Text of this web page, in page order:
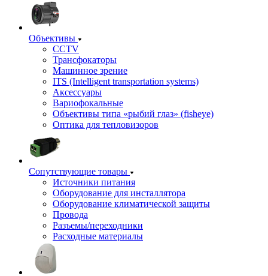
Объективы
CCTV
Трансфокаторы
Машинное зрение
ITS (Intelligent transportation systems)
Аксессуары
Вариофокальные
Объективы типа «рыбий глаз» (fisheye)
Оптика для тепловизоров
Сопутствующие товары
Источники питания
Оборудование для инсталлятора
Оборудование климатической защиты
Провода
Разъемы/переходники
Расходные материалы